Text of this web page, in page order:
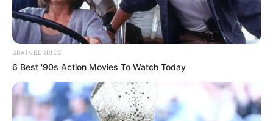
BRAINBERRIES
6 Best '90s Action Movies To Watch Today